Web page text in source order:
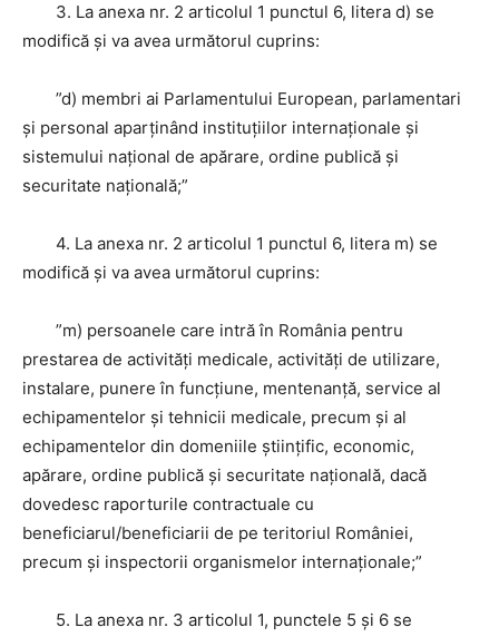
3. La anexa nr. 2 articolul 1 punctul 6, litera d) se
modifică şi va avea următorul cuprins:
”d) membri ai Parlamentului European, parlamentari
şi personal aparţinând instituţiilor internaţionale şi
sistemului naţional de apărare, ordine publică şi
securitate naţională;”
4. La anexa nr. 2 articolul 1 punctul 6, litera m) se
modifică şi va avea următorul cuprins:
”m) persoanele care intră în România pentru
prestarea de activităţi medicale, activităţi de utilizare,
instalare, punere în funcţiune, mentenanţă, service al
echipamentelor şi tehnicii medicale, precum şi al
echipamentelor din domeniile ştiinţific, economic,
apărare, ordine publică şi securitate naţională, dacă
dovedesc raporturile contractuale cu
beneficiarul/beneficiarii de pe teritoriul României,
precum şi inspectorii organismelor internaţionale;”
5. La anexa nr. 3 articolul 1, punctele 5 şi 6 se